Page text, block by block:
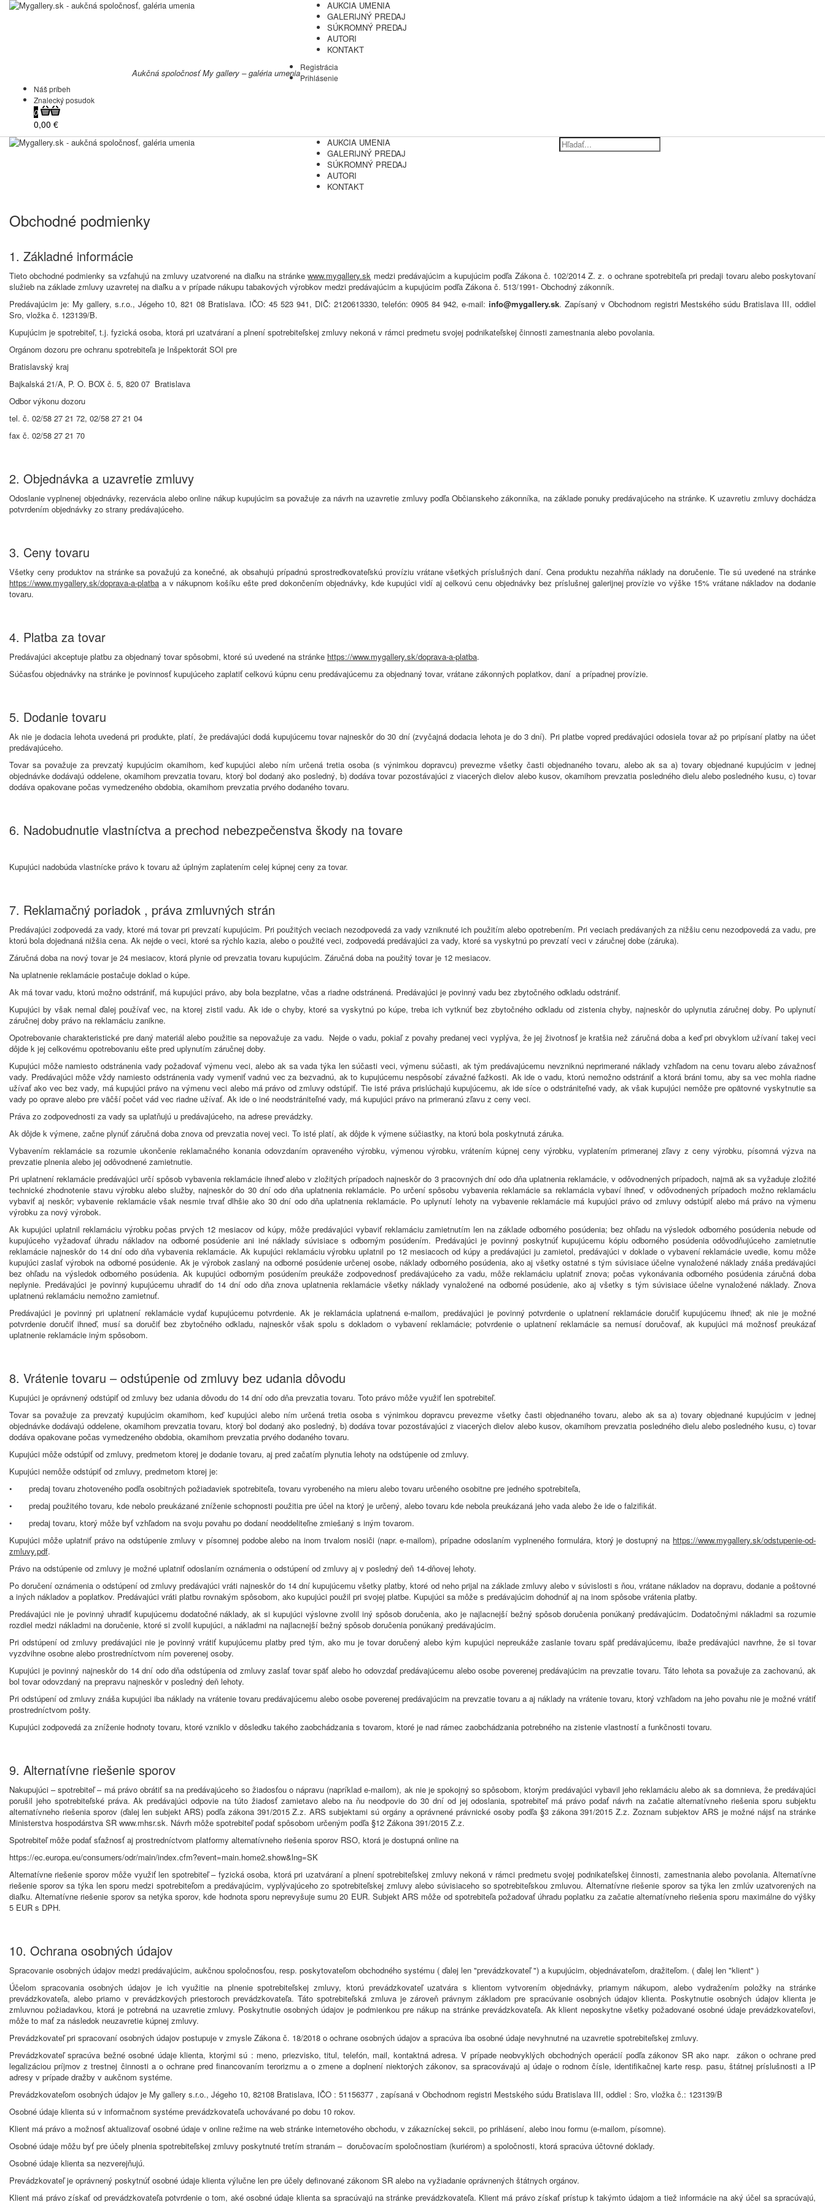
AUKCIA UMENIA
GALERIJNÝ PREDAJ
SÚKROMNÝ PREDAJ
AUTORI
KONTAKT
Aukčná spoločnosť My gallery – galéria umenia
Registrácia
Prihlásenie
Náš príbeh
Znalecký posudok
0
0,00 €
AUKCIA UMENIA
GALERIJNÝ PREDAJ
SÚKROMNÝ PREDAJ
AUTORI
KONTAKT
Obchodné podmienky
1. Základné informácie
Tieto obchodné podmienky sa vzťahujú na zmluvy uzatvorené na diaľku na stránkewww.mygallery.sk medzi predávajúcim a kupujúcim podľa Zákona č. 102/2014 Z. z. o ochrane spotrebiteľa pri predaji tovaru alebo poskytovaní
služieb na základe zmluvy uzavretej na diaľku a v prípade nákupu tabakových výrobkov medzi predávajúcim a kupujúcim podľa Zákona č. 513/1991- Obchodný zákonník.
Predávajúcim je: My gallery, s.r.o., Jégeho 10, 821 08 Bratislava. IČO: 45 523 941, DIČ: 2120613330, telefón: 0905 84 942, e-mail: info@mygallery.sk. Zapísaný v Obchodnom registri Mestského súdu Bratislava III, oddiel
Sro, vložka č. 123139/B.
Kupujúcim je spotrebiteľ, t.j. fyzická osoba, ktorá pri uzatváraní a plnení spotrebiteľskej zmluvy nekoná v rámci predmetu svojej podnikateľskej činnosti zamestnania alebo povolania.
Orgánom dozoru pre ochranu spotrebiteľa je Inšpektorát SOI pre
Bratislavský kraj
Bajkalská 21/A, P. O. BOX č. 5, 820 07 Bratislava
Odbor výkonu dozoru
tel. č. 02/58 27 21 72, 02/58 27 21 04
fax č. 02/58 27 21 70
2. Objednávka a uzavretie zmluvy
Odoslanie vyplnenej objednávky, rezervácia alebo online nákup kupujúcim sa považuje za návrh na uzavretie zmluvy podľa Občianskeho zákonníka, na základe ponuky predávajúceho na stránke. K uzavretiu zmluvy dochádza
potvrdením objednávky zo strany predávajúceho.
3. Ceny tovaru
Všetky ceny produktov na stránke sa považujú za konečné, ak obsahujú prípadnú sprostredkovateľskú províziu vrátane všetkých príslušných daní. Cena produktu nezahŕňa náklady na doručenie. Tie sú uvedené na stránke
https://www.mygallery.sk/doprava-a-platba a v nákupnom košíku ešte pred dokončením objednávky, kde kupujúci vidí aj celkovú cenu objednávky bez príslušnej galerijnej provízie vo výške 15% vrátane nákladov na dodanie
tovaru.
4. Platba za tovar
Predávajúci akceptuje platbu za objednaný tovar spôsobmi, ktoré sú uvedené na stránke https://www.mygallery.sk/doprava-a-platba.
Súčasťou objednávky na stránke je povinnosť kupujúceho zaplatiť celkovú kúpnu cenu predávajúcemu za objednaný tovar, vrátane zákonných poplatkov, daní a prípadnej provízie.
5. Dodanie tovaru
Ak nie je dodacia lehota uvedená pri produkte, platí, že predávajúci dodá kupujúcemu tovar najneskôr do 30 dní (zvyčajná dodacia lehota je do 3 dní). Pri platbe vopred predávajúci odosiela tovar až po pripísaní platby na účet
predávajúceho.
Tovar sa považuje za prevzatý kupujúcim okamihom, keď kupujúci alebo ním určená tretia osoba (s výnimkou dopravcu) prevezme všetky časti objednaného tovaru, alebo ak sa a) tovary objednané kupujúcim v jednej
objednávke dodávajú oddelene, okamihom prevzatia tovaru, ktorý bol dodaný ako posledný, b) dodáva tovar pozostávajúci z viacerých dielov alebo kusov, okamihom prevzatia posledného dielu alebo posledného kusu, c) tovar
dodáva opakovane počas vymedzeného obdobia, okamihom prevzatia prvého dodaného tovaru.
6. Nadobudnutie vlastníctva a prechod nebezpečenstva škody na tovare
Kupujúci nadobúda vlastnícke právo k tovaru až úplným zaplatením celej kúpnej ceny za tovar.
7. Reklamačný poriadok , práva zmluvných strán
Predávajúci zodpovedá za vady, ktoré má tovar pri prevzatí kupujúcim. Pri použitých veciach nezodpovedá za vady vzniknuté ich použitím alebo opotrebením. Pri veciach predávaných za nižšiu cenu nezodpovedá za vadu, pre
ktorú bola dojednaná nižšia cena. Ak nejde o veci, ktoré sa rýchlo kazia, alebo o použité veci, zodpovedá predávajúci za vady, ktoré sa vyskytnú po prevzatí veci v záručnej dobe (záruka).
Záručná doba na nový tovar je 24 mesiacov, ktorá plynie od prevzatia tovaru kupujúcim. Záručná doba na použitý tovar je 12 mesiacov.
Na uplatnenie reklamácie postačuje doklad o kúpe.
Ak má tovar vadu, ktorú možno odstrániť, má kupujúci právo, aby bola bezplatne, včas a riadne odstránená. Predávajúci je povinný vadu bez zbytočného odkladu odstrániť.
Kupujúci by však nemal ďalej používať vec, na ktorej zistil vadu. Ak ide o chyby, ktoré sa vyskytnú po kúpe, treba ich vytknúť bez zbytočného odkladu od zistenia chyby, najneskôr do uplynutia záručnej doby. Po uplynutí
záručnej doby právo na reklamáciu zanikne.
Opotrebovanie charakteristické pre daný materiál alebo použitie sa nepovažuje za vadu. Nejde o vadu, pokiaľ z povahy predanej veci vyplýva, že jej životnosť je kratšia než záručná doba a keď pri obvyklom užívaní takej veci
dôjde k jej celkovému opotrebovaniu ešte pred uplynutím záručnej doby.
Kupujúci môže namiesto odstránenia vady požadovať výmenu veci, alebo ak sa vada týka len súčasti veci, výmenu súčasti, ak tým predávajúcemu nevzniknú neprimerané náklady vzhľadom na cenu tovaru alebo závažnosť
vady. Predávajúci môže vždy namiesto odstránenia vady vymeniť vadnú vec za bezvadnú, ak to kupujúcemu nespôsobí závažné ťažkosti. Ak ide o vadu, ktorú nemožno odstrániť a ktorá bráni tomu, aby sa vec mohla riadne
užívať ako vec bez vady, má kupujúci právo na výmenu veci alebo má právo od zmluvy odstúpiť. Tie isté práva prislúchajú kupujúcemu, ak ide síce o odstrániteľné vady, ak však kupujúci nemôže pre opätovné vyskytnutie sa
vady po oprave alebo pre väčší počet vád vec riadne užívať. Ak ide o iné neodstrániteľné vady, má kupujúci právo na primeranú zľavu z ceny veci.
Práva zo zodpovednosti za vady sa uplatňujú u predávajúceho, na adrese prevádzky.
Ak dôjde k výmene, začne plynúť záručná doba znova od prevzatia novej veci. To isté platí, ak dôjde k výmene súčiastky, na ktorú bola poskytnutá záruka.
Vybavením reklamácie sa rozumie ukončenie reklamačného konania odovzdaním opraveného výrobku, výmenou výrobku, vrátením kúpnej ceny výrobku, vyplatením primeranej zľavy z ceny výrobku, písomná výzva na
prevzatie plnenia alebo jej odôvodnené zamietnutie.
Pri uplatnení reklamácie predávajúci určí spôsob vybavenia reklamácie ihneď alebo v zložitých prípadoch najneskôr do 3 pracovných dní odo dňa uplatnenia reklamácie, v odôvodnených prípadoch, najmä ak sa vyžaduje zložité
technické zhodnotenie stavu výrobku alebo služby, najneskôr do 30 dní odo dňa uplatnenia reklamácie. Po určení spôsobu vybavenia reklamácie sa reklamácia vybaví ihneď, v odôvodnených prípadoch možno reklamáciu
vybaviť aj neskôr; vybavenie reklamácie však nesmie trvať dlhšie ako 30 dní odo dňa uplatnenia reklamácie. Po uplynutí lehoty na vybavenie reklamácie má kupujúci právo od zmluvy odstúpiť alebo má právo na výmenu
výrobku za nový výrobok.
Ak kupujúci uplatnil reklamáciu výrobku počas prvých 12 mesiacov od kúpy, môže predávajúci vybaviť reklamáciu zamietnutím len na základe odborného posúdenia; bez ohľadu na výsledok odborného posúdenia nebude od
kupujúceho vyžadovať úhradu nákladov na odborné posúdenie ani iné náklady súvisiace s odborným posúdením. Predávajúci je povinný poskytnúť kupujúcemu kópiu odborného posúdenia odôvodňujúceho zamietnutie
reklamácie najneskôr do 14 dní odo dňa vybavenia reklamácie. Ak kupujúci reklamáciu výrobku uplatnil po 12 mesiacoch od kúpy a predávajúci ju zamietol, predávajúci v doklade o vybavení reklamácie uvedie, komu môže
kupujúci zaslať výrobok na odborné posúdenie. Ak je výrobok zaslaný na odborné posúdenie určenej osobe, náklady odborného posúdenia, ako aj všetky ostatné s tým súvisiace účelne vynaložené náklady znáša predávajúci
bez ohľadu na výsledok odborného posúdenia. Ak kupujúci odborným posúdením preukáže zodpovednosť predávajúceho za vadu, môže reklamáciu uplatniť znova; počas vykonávania odborného posúdenia záručná doba
neplynie. Predávajúci je povinný kupujúcemu uhradiť do 14 dní odo dňa znova uplatnenia reklamácie všetky náklady vynaložené na odborné posúdenie, ako aj všetky s tým súvisiace účelne vynaložené náklady. Znova
uplatnenú reklamáciu nemožno zamietnuť.
Predávajúci je povinný pri uplatnení reklamácie vydať kupujúcemu potvrdenie. Ak je reklamácia uplatnená e-mailom, predávajúci je povinný potvrdenie o uplatnení reklamácie doručiť kupujúcemu ihneď; ak nie je možné
potvrdenie doručiť ihneď, musí sa doručiť bez zbytočného odkladu, najneskôr však spolu s dokladom o vybavení reklamácie; potvrdenie o uplatnení reklamácie sa nemusí doručovať, ak kupujúci má možnosť preukázať
uplatnenie reklamácie iným spôsobom.
8. Vrátenie tovaru – odstúpenie od zmluvy bez udania dôvodu
Kupujúci je oprávnený odstúpiť od zmluvy bez udania dôvodu do 14 dní odo dňa prevzatia tovaru. Toto právo môže využiť len spotrebiteľ.
Tovar sa považuje za prevzatý kupujúcim okamihom, keď kupujúci alebo ním určená tretia osoba s výnimkou dopravcu prevezme všetky časti objednaného tovaru, alebo ak sa a) tovary objednané kupujúcim v jednej
objednávke dodávajú oddelene, okamihom prevzatia tovaru, ktorý bol dodaný ako posledný, b) dodáva tovar pozostávajúci z viacerých dielov alebo kusov, okamihom prevzatia posledného dielu alebo posledného kusu, c) tovar
dodáva opakovane počas vymedzeného obdobia, okamihom prevzatia prvého dodaného tovaru.
Kupujúci môže odstúpiť od zmluvy, predmetom ktorej je dodanie tovaru, aj pred začatím plynutia lehoty na odstúpenie od zmluvy.
Kupujúci nemôže odstúpiť od zmluvy, predmetom ktorej je:
•
predaj tovaru zhotoveného podľa osobitných požiadaviek spotrebiteľa, tovaru vyrobeného na mieru alebo tovaru určeného osobitne pre jedného spotrebiteľa,
•
predaj použitého tovaru, kde nebolo preukázané zníženie schopnosti použitia pre účel na ktorý je určený, alebo tovaru kde nebola preukázaná jeho vada alebo že ide o falzifikát.
•
predaj tovaru, ktorý môže byť vzhľadom na svoju povahu po dodaní neoddeliteľne zmiešaný s iným tovarom.
Kupujúci môže uplatniť právo na odstúpenie zmluvy v písomnej podobe alebo na inom trvalom nosiči (napr. e-mailom), prípadne odoslaním vyplneného formulára, ktorý je dostupný na https://www.mygallery.sk/odstupenie-od-
zmluvy.pdf.
Právo na odstúpenie od zmluvy je možné uplatniť odoslaním oznámenia o odstúpení od zmluvy aj v posledný deň 14-dňovej lehoty.
Po doručení oznámenia o odstúpení od zmluvy predávajúci vráti najneskôr do 14 dní kupujúcemu všetky platby, ktoré od neho prijal na základe zmluvy alebo v súvislosti s ňou, vrátane nákladov na dopravu, dodanie a poštovné
a iných nákladov a poplatkov. Predávajúci vráti platbu rovnakým spôsobom, ako kupujúci použil pri svojej platbe. Kupujúci sa môže s predávajúcim dohodnúť aj na inom spôsobe vrátenia platby.
Predávajúci nie je povinný uhradiť kupujúcemu dodatočné náklady, ak si kupujúci výslovne zvolil iný spôsob doručenia, ako je najlacnejší bežný spôsob doručenia ponúkaný predávajúcim. Dodatočnými nákladmi sa rozumie
rozdiel medzi nákladmi na doručenie, ktoré si zvolil kupujúci, a nákladmi na najlacnejší bežný spôsob doručenia ponúkaný predávajúcim.
Pri odstúpení od zmluvy predávajúci nie je povinný vrátiť kupujúcemu platby pred tým, ako mu je tovar doručený alebo kým kupujúci nepreukáže zaslanie tovaru späť predávajúcemu, ibaže predávajúci navrhne, že si tovar
vyzdvihne osobne alebo prostredníctvom ním poverenej osoby.
Kupujúci je povinný najneskôr do 14 dní odo dňa odstúpenia od zmluvy zaslať tovar späť alebo ho odovzdať predávajúcemu alebo osobe poverenej predávajúcim na prevzatie tovaru. Táto lehota sa považuje za zachovanú, ak
bol tovar odovzdaný na prepravu najneskôr v posledný deň lehoty.
Pri odstúpení od zmluvy znáša kupujúci iba náklady na vrátenie tovaru predávajúcemu alebo osobe poverenej predávajúcim na prevzatie tovaru a aj náklady na vrátenie tovaru, ktorý vzhľadom na jeho povahu nie je možné vrátiť
prostredníctvom pošty.
Kupujúci zodpovedá za zníženie hodnoty tovaru, ktoré vzniklo v dôsledku takého zaobchádzania s tovarom, ktoré je nad rámec zaobchádzania potrebného na zistenie vlastností a funkčnosti tovaru.
9. Alternatívne riešenie sporov
Nakupujúci – spotrebiteľ – má právo obrátiť sa na predávajúceho so žiadosťou o nápravu (napríklad e-mailom), ak nie je spokojný so spôsobom, ktorým predávajúci vybavil jeho reklamáciu alebo ak sa domnieva, že predávajúci
porušil jeho spotrebiteľské práva. Ak predávajúci odpovie na túto žiadosť zamietavo alebo na ňu neodpovie do 30 dní od jej odoslania, spotrebiteľ má právo podať návrh na začatie alternatívneho riešenia sporu subjektu
alternatívneho riešenia sporov (ďalej len subjekt ARS) podľa zákona 391/2015 Z.z. ARS subjektami sú orgány a oprávnené právnické osoby podľa §3 zákona 391/2015 Z.z. Zoznam subjektov ARS je možné nájsť na stránke
Ministerstva hospodárstva SR www.mhsr.sk. Návrh môže spotrebiteľ podať spôsobom určeným podľa §12 Zákona 391/2015 Z.z.
Spotrebiteľ môže podať sťažnosť aj prostredníctvom platformy alternatívneho riešenia sporov RSO, ktorá je dostupná online na
https://ec.europa.eu/consumers/odr/main/index.cfm?event=main.home2.show&lng=SK
Alternatívne riešenie sporov môže využiť len spotrebiteľ – fyzická osoba, ktorá pri uzatváraní a plnení spotrebiteľskej zmluvy nekoná v rámci predmetu svojej podnikateľskej činnosti, zamestnania alebo povolania. Alternatívne
riešenie sporov sa týka len sporu medzi spotrebiteľom a predávajúcim, vyplývajúceho zo spotrebiteľskej zmluvy alebo súvisiaceho so spotrebiteľskou zmluvou. Alternatívne riešenie sporov sa týka len zmlúv uzatvorených na
diaľku. Alternatívne riešenie sporov sa netýka sporov, kde hodnota sporu neprevyšuje sumu 20 EUR. Subjekt ARS môže od spotrebiteľa požadovať úhradu poplatku za začatie alternatívneho riešenia sporu maximálne do výšky
5 EUR s DPH.
10. Ochrana osobných údajov
Spracovanie osobných údajov medzi predávajúcim, aukčnou spoločnosťou, resp. poskytovateľom obchodného systému ( ďalej len "prevádzkovateľ ") a kupujúcim, objednávateľom, dražiteľom. ( ďalej len "klient" )
Účelom spracovania osobných údajov je ich využitie na plnenie spotrebiteľskej zmluvy, ktorú prevádzkovateľ uzatvára s klientom vytvorením objednávky, priamym nákupom, alebo vydražením položky na stránke
prevádzkovateľa, alebo priamo v prevádzkových priestoroch prevádzkovateľa. Táto spotrebiteľská zmluva je zároveň právnym základom pre spracúvanie osobných údajov klienta. Poskytnutie osobných údajov klienta je
zmluvnou požiadavkou, ktorá je potrebná na uzavretie zmluvy. Poskytnutie osobných údajov je podmienkou pre nákup na stránke prevádzkovateľa. Ak klient neposkytne všetky požadované osobné údaje prevádzkovateľovi,
môže to mať za následok neuzavretie kúpnej zmluvy.
Prevádzkovateľ pri spracovaní osobných údajov postupuje v zmysle Zákona č. 18/2018 o ochrane osobných údajov a spracúva iba osobné údaje nevyhnutné na uzavretie spotrebiteľskej zmluvy.
Prevádzkovateľ spracúva bežné osobné údaje klienta, ktorými sú : meno, priezvisko, titul, telefón, mail, kontaktná adresa. V prípade neobvyklých obchodných operácií podľa zákonov SR ako napr. zákon o ochrane pred
legalizáciou príjmov z trestnej činnosti a o ochrane pred financovaním terorizmu a o zmene a doplnení niektorých zákonov, sa spracovávajú aj údaje o rodnom čísle, identifikačnej karte resp. pasu, štátnej príslušnosti a IP
adresy v prípade dražby v aukčnom systéme.
Prevádzkovateľom osobných údajov je My gallery s.r.o., Jégeho 10, 82108 Bratislava, IČO : 51156377 , zapísaná v Obchodnom registri Mestského súdu Bratislava III, oddiel : Sro, vložka č.: 123139/B
Osobné údaje klienta sú v informačnom systéme prevádzkovateľa uchovávané po dobu 10 rokov.
Klient má právo a možnosť aktualizovať osobné údaje v online režime na web stránke internetového obchodu, v zákazníckej sekcii, po prihlásení, alebo inou formu (e-mailom, písomne).
Osobné údaje môžu byť pre účely plnenia spotrebiteľskej zmluvy poskytnuté tretím stranám – doručovacím spoločnostiam (kuriérom) a spoločnosti, ktorá spracúva účtovné doklady.
Osobné údaje klienta sa nezverejňujú.
Prevádzkovateľ je oprávnený poskytnúť osobné údaje klienta výlučne len pre účely definované zákonom SR alebo na vyžiadanie oprávnených štátnych orgánov.
Klient má právo získať od prevádzkovateľa potvrdenie o tom, aké osobné údaje klienta sa spracúvajú na stránke prevádzkovateľa. Klient má právo získať prístup k takýmto údajom a tiež informácie na aký účel sa spracúvajú,